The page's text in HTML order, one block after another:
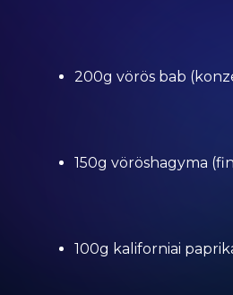
200g vörös bab
150g vöröshagyma
100g kaliforniai